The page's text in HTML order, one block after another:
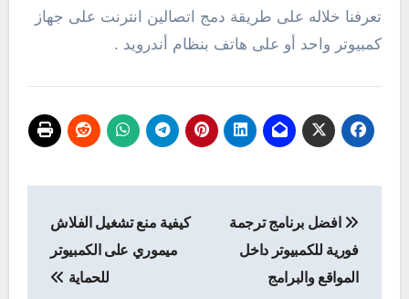
تعرفنا خلاله على طريقة دمج اتصالين انترنت على جهاز
كمبيوتر واحد أو على هاتف بنظام أندرويد .
المقالات
افضل برنامج ترجمة
فورية للكمبيوتر داخل
المواقع والبرامج
كيفية منع تشغيل الفلاش
ميموري على الكمبيوتر
للحماية